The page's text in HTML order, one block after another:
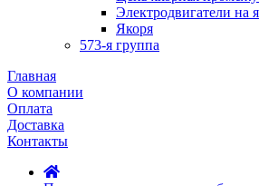
Электродвигатели на
Якоря
573-я группа
Главная
О компании
Оплата
Доставка
Контакты